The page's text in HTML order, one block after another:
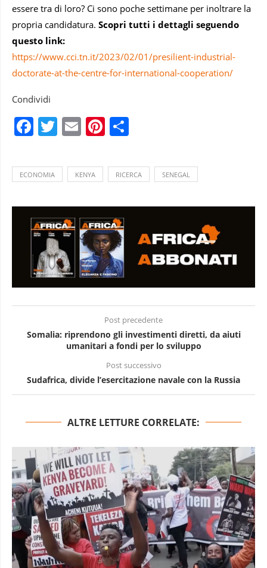
essere tra di loro? Ci sono poche settimane per inoltrare la
propria candidatura. Scopri tutti i dettagli seguendo
questo link:
https://www.cci.tn.it/2023/02/01/presilient-industrial-
doctorate-at-the-centre-for-international-cooperation/
Condividi
Facebook
Twitter
EmailPinterest
ECONOMIA KENYA RICERCA SENEGAL
Post precedente
Somalia: riprendono gli investimenti diretti, da aiuti
umanitari a fondi per lo sviluppo
Post successivo
Sudafrica, divide l’esercitazione navale con la Russia
ALTRE LETTURE CORRELATE: